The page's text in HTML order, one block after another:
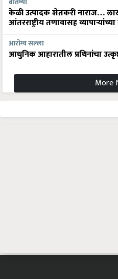
केळी उत्पादक शेतकरी नाराज…
आंतरराष्ट्रीय तणावासह
आधुनिक आहारातील प्रथिनांचा
More